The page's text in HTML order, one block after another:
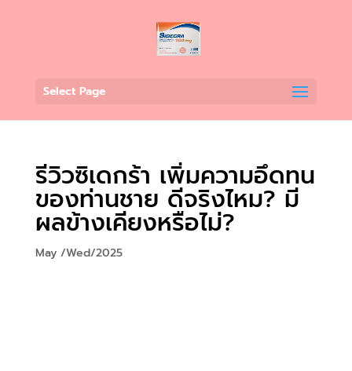
Select Page
รีวิวซิเดกร้า เพิ่มความอึดทน
ของท่านชาย ดีจริงไหม? มี
ผลข้างเคียงหรือไม่?
May /Wed/2025